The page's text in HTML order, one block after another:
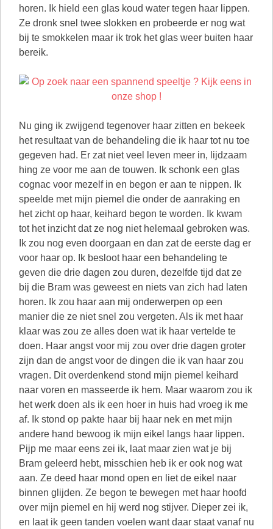
Nu ging ik zwijgend tegenover haar zitten en bekeek
het resultaat van de behandeling die ik haar tot nu toe
gegeven had. Er zat niet veel leven meer in, lijdzaam
hing ze voor me aan de touwen. Ik schonk een glas
cognac voor mezelf in en begon er aan te nippen. Ik
speelde met mijn piemel die onder de aanraking en
het zicht op haar, keihard begon te worden. Ik kwam
tot het inzicht dat ze nog niet helemaal gebroken was.
Ik zou nog even doorgaan en dan zat de eerste dag er
voor haar op. Ik besloot haar een behandeling te
geven die drie dagen zou duren, dezelfde tijd dat ze
bij die Bram was geweest en niets van zich had laten
horen. Ik zou haar aan mij onderwerpen op een
manier die ze niet snel zou vergeten. Als ik met haar
klaar was zou ze alles doen wat ik haar vertelde te
doen. Haar angst voor mij zou over drie dagen groter
zijn dan de angst voor de dingen die ik van haar zou
vragen. Dit overdenkend stond mijn piemel keihard
naar voren en masseerde ik hem. Maar waarom zou ik
het werk doen als ik een hoer in huis had vroeg ik me
af. Ik stond op pakte haar bij haar nek en met mijn
andere hand bewoog ik mijn eikel langs haar lippen.
Pijp me maar eens zei ik, laat maar zien wat je bij
Bram geleerd hebt, misschien heb ik er ook nog wat
aan. Ze deed haar mond open en liet de eikel naar
binnen glijden. Ze begon te bewegen met haar hoofd
over mijn piemel en hij werd nog stijver. Dieper zei ik,
en laat ik geen tanden voelen want daar staat vanaf nu